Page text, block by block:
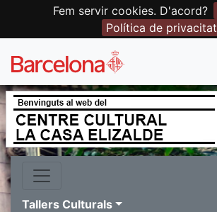
Fem servir cookies. D'acord?
Política de privacitat
Tallers Culturals